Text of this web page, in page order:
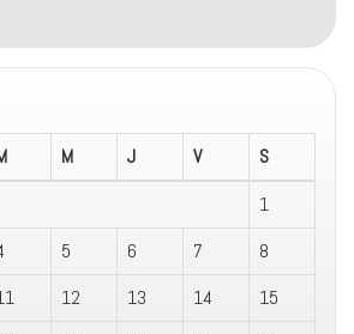
M J V
S
1
5 6 7
8
12 13 14
15